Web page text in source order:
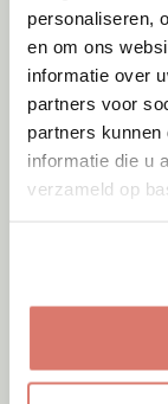
personaliseren,
en om ons
informatie over
partners voor
partners
informatie die u
verzameld op
Adoptie07-08-
Cyka